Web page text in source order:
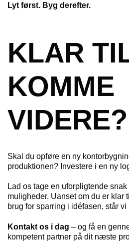
Lyt først. Byg derefter.
KLAR
KOMME
VIDERE?
Skal du opføre en ny
produktionen? Investere i en ny
Lad os tage en uforpligtende
muligheder. Uanset om du er klar
brug for sparring i idéfasen, står
Kontakt os i dag – og få en
kompetent partner på dit næste